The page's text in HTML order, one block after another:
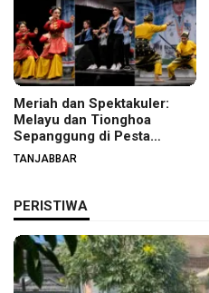
Meriah dan Spektakuler:
Melayu dan Tionghoa
Sepanggung di Pesta
Budaya Tanjabbar
TANJABBAR
PERISTIWA